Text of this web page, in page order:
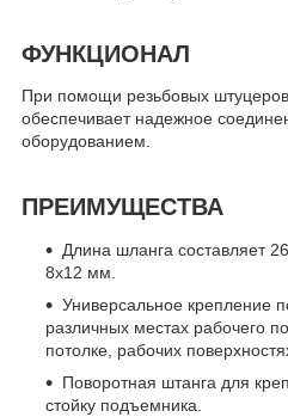
ФУНКЦИОНАЛ
При помощи резьбовых
обеспечивает надежное
оборудованием.
ПРЕИМУЩЕСТВА
Длина шланга составляет
8х12 мм.
Универсальное крепление
различных местах рабочего
потолке, рабочих
Поворотная штанга для
стойку подъемника.